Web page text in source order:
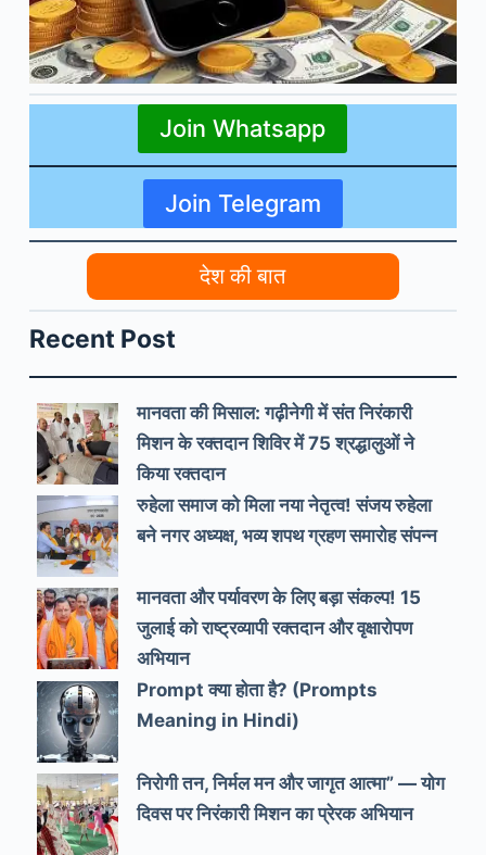
Join Whatsapp
Join Telegram
देश की बात
Recent Post
मानवता की मिसाल: गढ़ीनेगी में संत निरंकारी
मिशन के रक्तदान शिविर में 75 श्रद्धालुओं ने
किया रक्तदान
रुहेला समाज को मिला नया नेतृत्व! संजय रुहेला
बने नगर अध्यक्ष, भव्य शपथ ग्रहण समारोह संपन्न
मानवता और पर्यावरण के लिए बड़ा संकल्प! 15
जुलाई को राष्ट्रव्यापी रक्तदान और वृक्षारोपण
अभियान
Prompt क्या होता है? (Prompts
Meaning in Hindi)
निरोगी तन, निर्मल मन और जागृत आत्मा” — योग
दिवस पर निरंकारी मिशन का प्रेरक अभियान